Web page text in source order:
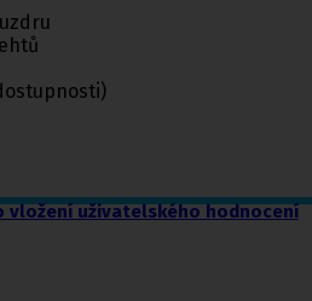
vložení uživatelského hodnocení